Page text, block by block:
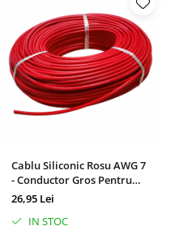
Cablu Siliconic Rosu AWG 7
- Conductor Gros Pentru
Aplicatii De Inalta Putere
26,95 Lei
IN STOC